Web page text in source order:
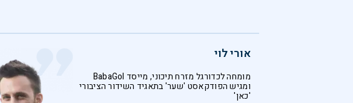
אורי לוי
מומחה לכדורגל מזרח תיכוני, מייסד BabaGol
ומגיש הפודקאסט 'שער' בתאגיד השידור הציבורי
'כאן'